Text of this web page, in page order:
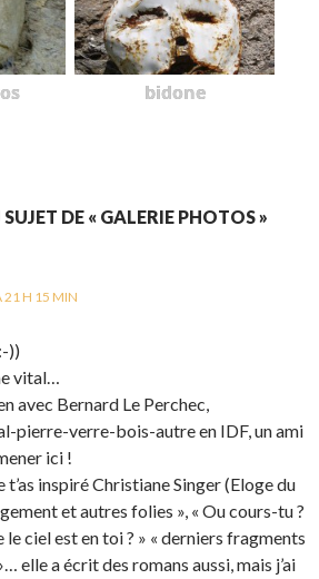
bidone
DE « GALERIE PHOTOS »
21 H 15 MIN
))
vital…
avec Bernard Le Perchec,
pierre-verre-bois-autre en IDF, un ami
ici !
t’as inspiré Christiane Singer (Eloge du
et autres folies », « Ou cours-tu ?
le ciel est en toi ? » « derniers fragments
elle a écrit des romans aussi, mais j’ai